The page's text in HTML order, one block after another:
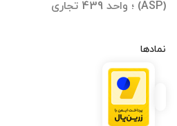
(ASP) ؛ واحد 439 تجاری
نمادها